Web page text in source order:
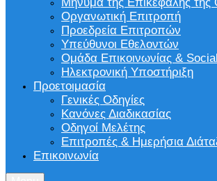
Οργανωτική Επιτροπή
Προεδρεία Επιτροπών
Υπεύθυνοι Εθελοντών
Ομάδα Επικοινωνίας & Social
Ηλεκτρονική Υποστήριξη
Προετοιμασία
Γενικές Οδηγίες
Κανόνες Διαδικασίας
Οδηγοί Μελέτης
Επιτροπές & Ημερήσια
Επικοινωνία